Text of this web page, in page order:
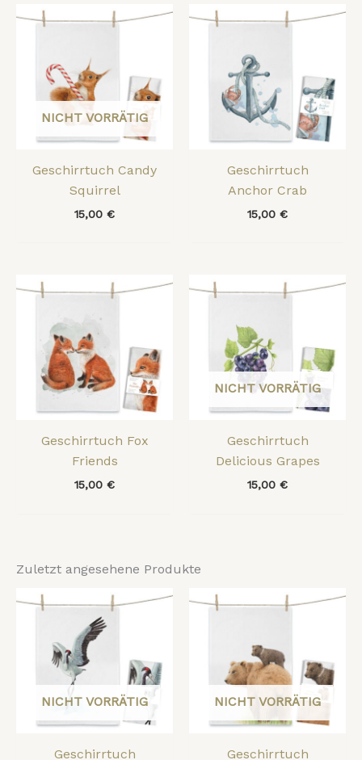
NICHT VORRÄTIG
Geschirrtuch Candy
Squirrel
15,00 €
Geschirrtuch
Anchor Crab
15,00 €
Geschirrtuch Fox
Friends
15,00 €
NICHT VORRÄTIG
Geschirrtuch
Delicious Grapes
15,00 €
Zuletzt angesehene Produkte
NICHT VORRÄTIG
Geschirrtuch
NICHT VORRÄTIG
Geschirrtuch